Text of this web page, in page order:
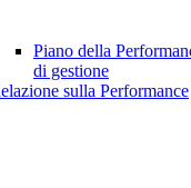
Piano della
di gestione
sulla Performance